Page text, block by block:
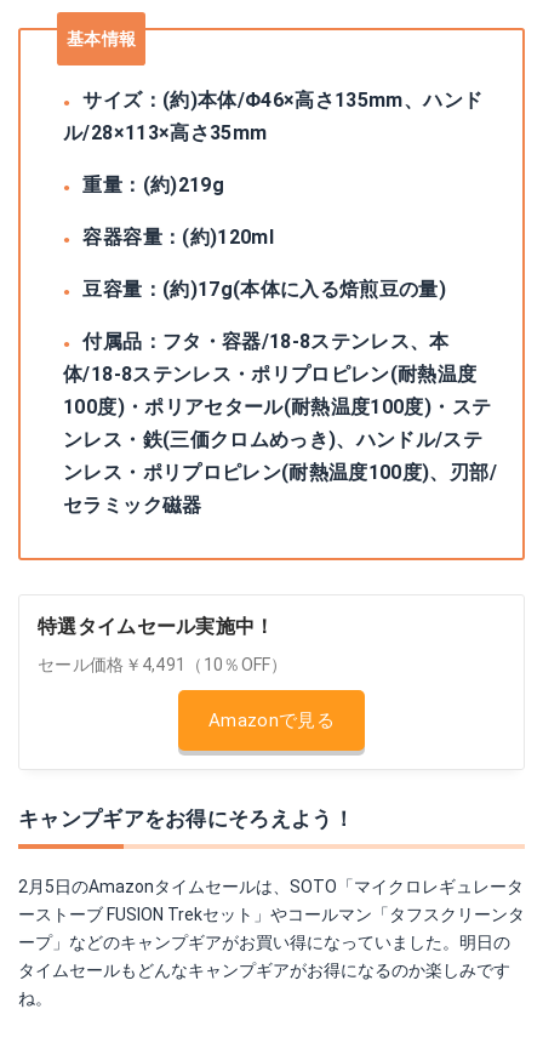
基本情報
サイズ：(約)本体/Φ46×高さ135mm、ハンド
ル/28×113×高さ35mm
重量：(約)219g
容器容量：(約)120ml
豆容量：(約)17g(本体に入る焙煎豆の量)
付属品：フタ・容器/18-8ステンレス、本
体/18-8ステンレス・ポリプロピレン(耐熱温度
100度)・ポリアセタール(耐熱温度100度)・ステ
ンレス・鉄(三価クロムめっき)、ハンドル/ステ
ンレス・ポリプロピレン(耐熱温度100度)、刃部/
セラミック磁器
特選タイムセール実施中！
セール価格￥4,491（10％OFF）
Amazonで見る
キャンプギアをお得にそろえよう！
2月5日のAmazonタイムセールは、SOTO「マイクロレギュレータ
ーストーブ FUSION Trekセット」やコールマン「タフスクリーンタ
ープ」などのキャンプギアがお買い得になっていました。明日の
タイムセールもどんなキャンプギアがお得になるのか楽しみです
ね。